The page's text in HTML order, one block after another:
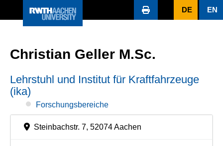
DE EN
Christian Geller M.Sc.
Lehrstuhl und Institut für Kraftfahrzeuge
(ika)
Forschungsbereiche
Steinbachstr. 7, 52074 Aachen